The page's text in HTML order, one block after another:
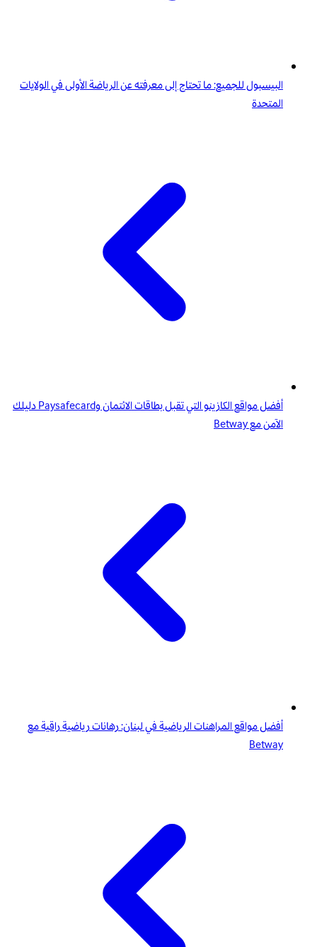
البيسبول للجميع: ما تحتاج إلى معرفته عن الرياضة الأولى في الولايات
المتحدة
أفضل مواقع الكازينو التي تقبل بطاقات الائتمان وPaysafecard دليلك
الآمن مع Betway
أفضل مواقع المراهنات الرياضية في لبنان: رهانات رياضية راقية مع
Betway